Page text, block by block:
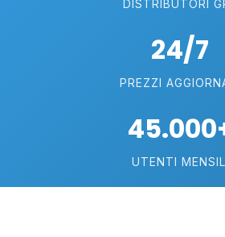
DISTRIBUTORI
24/7
PREZZI
UTENTI